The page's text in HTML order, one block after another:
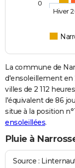
Hiver
0
La commune de
d'ensoleillement en
villes de 2 112
l'équivalent de 86
situe à la position
ensoleillées.
Pluie à
Source :